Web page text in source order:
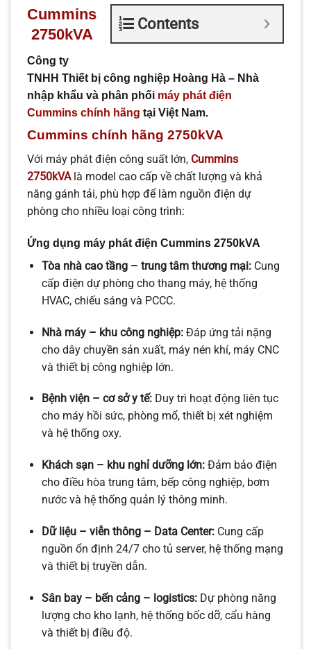
Contents
Cummins
2750kVA
Công ty
TNHH Thiết bị công nghiệp Hoàng Hà – Nhà
nhập khẩu và phân phối máy phát điện
Cummins chính hãng tại Việt Nam.
Cummins chính hãng 2750kVA
Với máy phát điện công suất lớn, Cummins
2750kVAlà model cao cấp về chất lượng và khả
năng gánh tải, phù hợp để làm nguồn điện dự
phòng cho nhiều loại công trình:
Ứng dụng máy phát điện Cummins 2750kVA
Tòa nhà cao tầng – trung tâm thương mại:Cung
cấp điện dự phòng cho thang máy, hệ thống
HVAC, chiếu sáng và PCCC.
Nhà máy – khu công nghiệp:Đáp ứng tải nặng
cho dây chuyền sản xuất, máy nén khí, máy CNC
và thiết bị công nghiệp lớn.
Bệnh viện – cơ sở y tế:Duy trì hoạt động liên tục
cho máy hồi sức, phòng mổ, thiết bị xét nghiệm
và hệ thống oxy.
Khách sạn – khu nghỉ dưỡng lớn:Đảm bảo điện
cho điều hòa trung tâm, bếp công nghiệp, bơm
nước và hệ thống quản lý thông minh.
Dữ liệu – viễn thông – Data Center:Cung cấp
nguồn ổn định 24/7 cho tủ server, hệ thống mạng
và thiết bị truyền dẫn.
Sân bay – bến cảng – logistics:Dự phòng năng
lượng cho kho lạnh, hệ thống bốc dỡ, cẩu hàng
và thiết bị điều độ.